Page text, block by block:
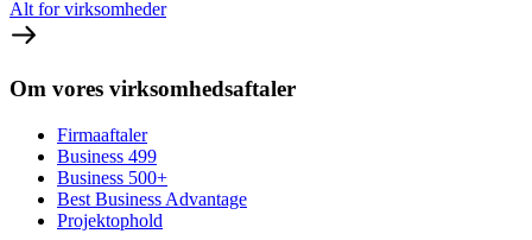
Alt for virksomheder
Om vores virksomhedsaftaler
Firmaaftaler
Business 499
Business 500+
Best Business Advantage
Projektophold